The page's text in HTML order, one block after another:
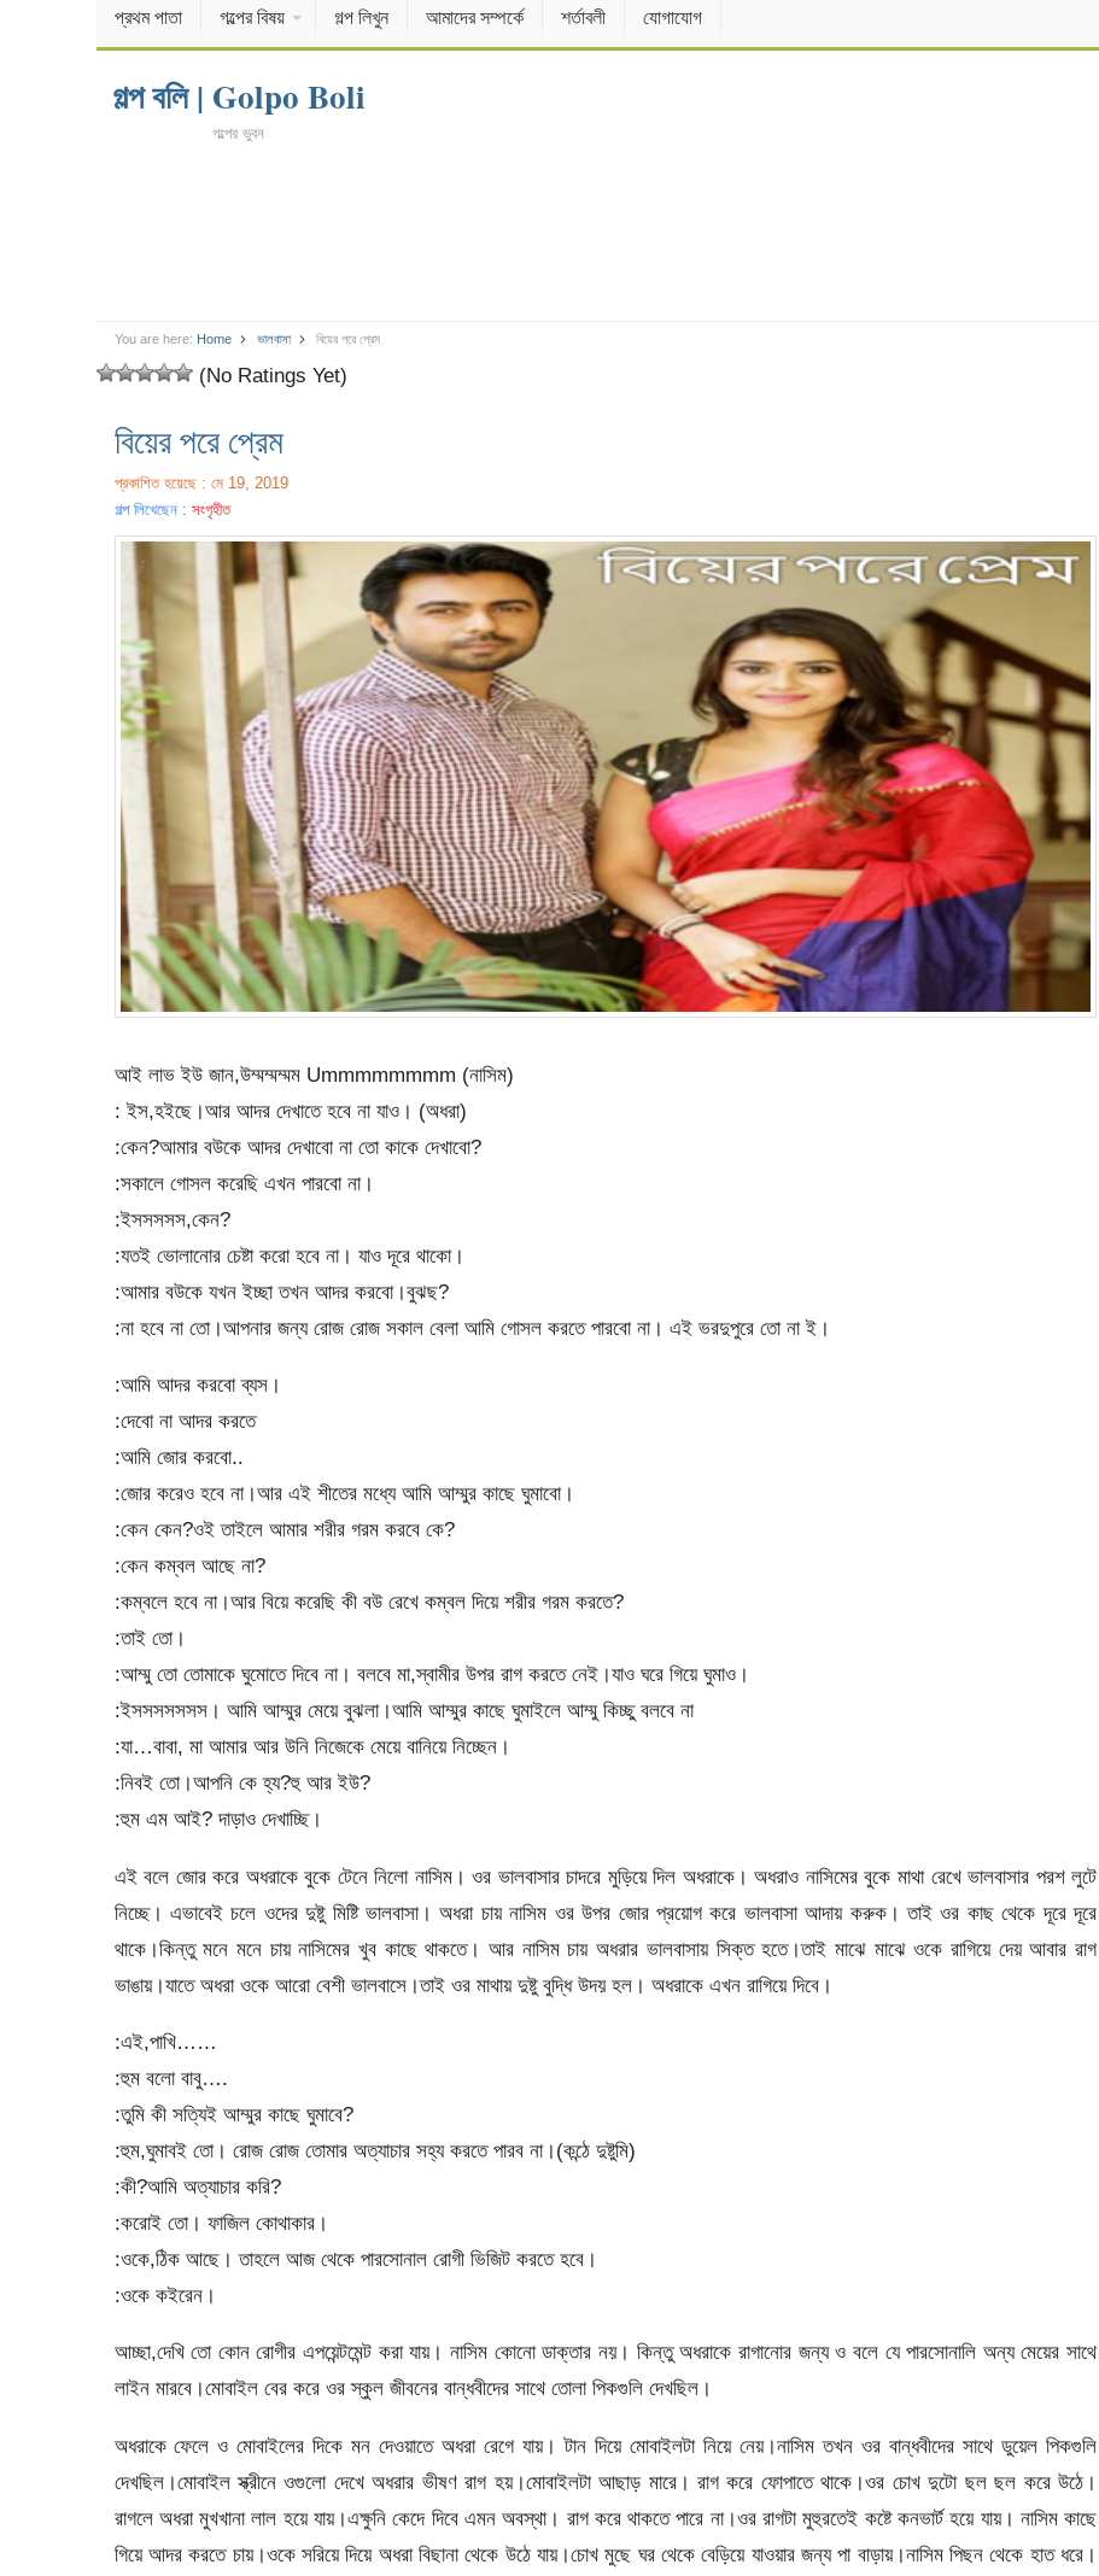
প্রথম পাতা গল্পের বিষয় গল্প লিখুন আমাদের সম্পর্কে শর্তাবলী যোগাযোগ
গল্প বলি | Golpo Boli
গল্পের ভুবন
You are here: Home ভালবাসা বিয়ের পরে প্রেম
(No Ratings Yet)
বিয়ের পরে প্রেম
প্রকাশিত হয়েছে : মে 19, 2019
গল্প লিখেছেন : সংগৃহীত
আই লাভ ইউ জান,উম্মম্মম্মম Ummmmmmmm (নাসিম)
: ইস,হইছে।আর আদর দেখাতে হবে না যাও। (অধরা)
:কেন?আমার বউকে আদর দেখাবো না তো কাকে দেখাবো?
:সকালে গোসল করেছি এখন পারবো না।
:ইসসসসস,কেন?
:যতই ভোলানোর চেষ্টা করো হবে না। যাও দূরে থাকো।
:আমার বউকে যখন ইচ্ছা তখন আদর করবো।বুঝছ?
:না হবে না তো।আপনার জন্য রোজ রোজ সকাল বেলা আমি গোসল করতে পারবো না। এই ভরদুপুরে তো না ই।
:আমি আদর করবো ব্যস।
:দেবো না আদর করতে
:আমি জোর করবো..
:জোর করেও হবে না।আর এই শীতের মধ্যে আমি আম্মুর কাছে ঘুমাবো।
:কেন কেন?ওই তাইলে আমার শরীর গরম করবে কে?
:কেন কম্বল আছে না?
:কম্বলে হবে না।আর বিয়ে করেছি কী বউ রেখে কম্বল দিয়ে শরীর গরম করতে?
:তাই তো।
:আম্মু তো তোমাকে ঘুমোতে দিবে না। বলবে মা,স্বামীর উপর রাগ করতে নেই।যাও ঘরে গিয়ে ঘুমাও।
:ইসসসসসসস। আমি আম্মুর মেয়ে বুঝলা।আমি আম্মুর কাছে ঘুমাইলে আম্মু কিচ্ছু বলবে না
:যা…বাবা, মা আমার আর উনি নিজেকে মেয়ে বানিয়ে নিচ্ছেন।
:নিবই তো।আপনি কে হ্য?হু আর ইউ?
:হুম এম আই? দাড়াও দেখাচ্ছি।
এই বলে জোর করে অধরাকে বুকে টেনে নিলো নাসিম। ওর ভালবাসার চাদরে মুড়িয়ে দিল অধরাকে। অধরাও নাসিমের বুকে মাথা রেখে ভালবাসার পরশ লুটে
নিচ্ছে। এভাবেই চলে ওদের দুষ্টু মিষ্টি ভালবাসা। অধরা চায় নাসিম ওর উপর জোর প্রয়োগ করে ভালবাসা আদায় করুক। তাই ওর কাছ থেকে দূরে দূরে
থাকে।কিন্তু মনে মনে চায় নাসিমের খুব কাছে থাকতে। আর নাসিম চায় অধরার ভালবাসায় সিক্ত হতে।তাই মাঝে মাঝে ওকে রাগিয়ে দেয় আবার রাগ
ভাঙায়।যাতে অধরা ওকে আরো বেশী ভালবাসে।তাই ওর মাথায় দুষ্টু বুদ্ধি উদয় হল। অধরাকে এখন রাগিয়ে দিবে।
:এই,পাখি……
:হুম বলো বাবু….
:তুমি কী সত্যিই আম্মুর কাছে ঘুমাবে?
:হুম,ঘুমাবই তো। রোজ রোজ তোমার অত্যাচার সহ্য করতে পারব না।(কন্ঠে দুষ্টুমি)
:কী?আমি অত্যাচার করি?
:করোই তো। ফাজিল কোথাকার।
:ওকে,ঠিক আছে। তাহলে আজ থেকে পারসোনাল রোগী ভিজিট করতে হবে।
:ওকে কইরেন।
আচ্ছা,দেখি তো কোন রোগীর এপয়েন্টমেন্ট করা যায়। নাসিম কোনো ডাক্তার নয়। কিন্তু অধরাকে রাগানোর জন্য ও বলে যে পারসোনালি অন্য মেয়ের সাথে
লাইন মারবে।মোবাইল বের করে ওর স্কুল জীবনের বান্ধবীদের সাথে তোলা পিকগুলি দেখছিল।
অধরাকে ফেলে ও মোবাইলের দিকে মন দেওয়াতে অধরা রেগে যায়। টান দিয়ে মোবাইলটা নিয়ে নেয়।নাসিম তখন ওর বান্ধবীদের সাথে ডুয়েল পিকগুলি
দেখছিল।মোবাইল স্ক্রীনে ওগুলো দেখে অধরার ভীষণ রাগ হয়।মোবাইলটা আছাড় মারে। রাগ করে ফোপাতে থাকে।ওর চোখ দুটো ছল ছল করে উঠে।
রাগলে অধরা মুখখানা লাল হয়ে যায়।এক্ষুনি কেদে দিবে এমন অবস্থা। রাগ করে থাকতে পারে না।ওর রাগটা মুহুরতেই কষ্টে কনভার্ট হয়ে যায়। নাসিম কাছে
গিয়ে আদর করতে চায়।ওকে সরিয়ে দিয়ে অধরা বিছানা থেকে উঠে যায়।চোখ মুছে ঘর থেকে বেড়িয়ে যাওয়ার জন্য পা বাড়ায়।নাসিম পিছন থেকে হাত ধরে।